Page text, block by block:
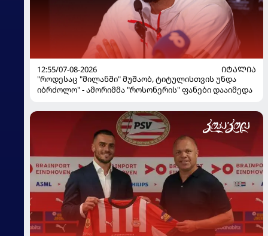
12:55/07-08-2026
ᲘᲢᲐᲚᲘᲐ
"როდესაც "მილანში" მუშაობ, ტიტულისთვის უნდა
იბრძოლო" - ამორიმმა "როსონერის" ფანები დააიმედა